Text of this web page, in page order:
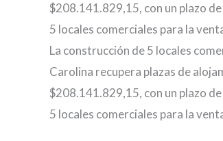
$208.141.829,15, con un plazo
5 locales comerciales para la
La construcción de 5 locales
Carolina recupera plazas de
$208.141.829,15, con un plazo
5 locales comerciales para la